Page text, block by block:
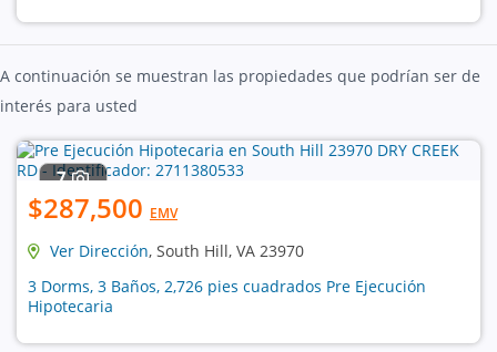
A continuación se muestran las propiedades que podrían ser de
interés para usted
7
$287,500 EMV
Ver Dirección, South Hill, VA 23970
3 Dorms, 3 Baños, 2,726 pies cuadrados Pre Ejecución
Hipotecaria